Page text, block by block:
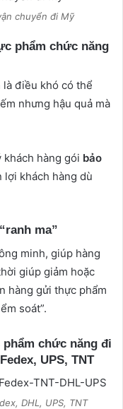
chuyển đi Mỹ
phẩm chức năng
là điều khó có thể
nhưng hậu quả mà
hàng gói bảo
lợi khách hàng dù
ma”
minh, giúp hàng
giúp giảm hoặc
hàng gửi thực phẩm
soát”.
chức năng đi
UPS, TNT
DHL, UPS, TNT